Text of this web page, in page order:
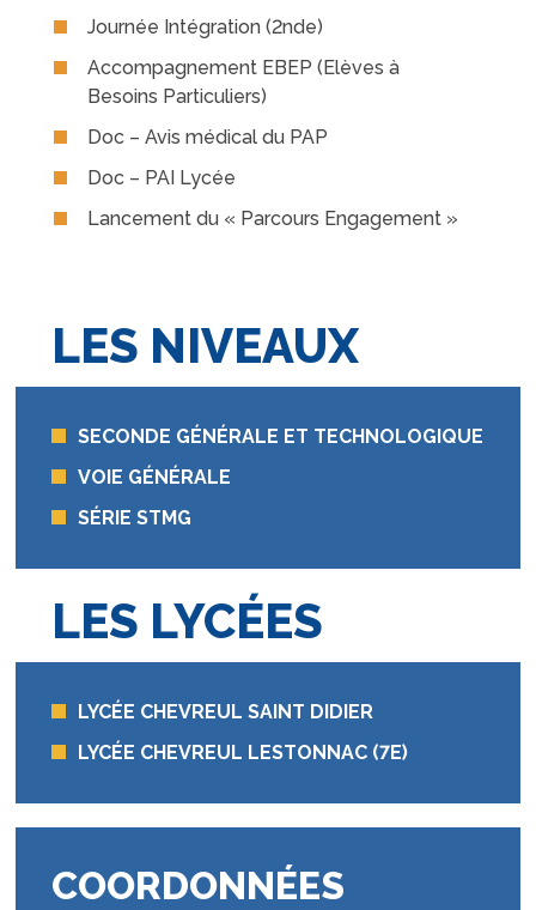
Journée Intégration (2nde)
Accompagnement EBEP (Elèves à
Besoins Particuliers)
Doc – Avis médical du PAP
Doc – PAI Lycée
Lancement du « Parcours Engagement »
LES NIVEAUX
SECONDE GÉNÉRALE ET TECHNOLOGIQUE
VOIE GÉNÉRALE
SÉRIE STMG
LES LYCÉES
LYCÉE CHEVREUL SAINT DIDIER
LYCÉE CHEVREUL LESTONNAC (7E)
COORDONNÉES